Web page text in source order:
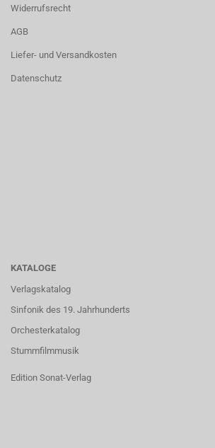
Widerrufsrecht
AGB
Liefer- und Versandkosten
Datenschutz
KATALOGE
Verlagskatalog
Sinfonik des 19. Jahrhunderts
Orchesterkatalog
Stummfilmmusik
Edition Sonat-Verlag